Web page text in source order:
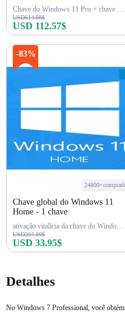
Chave do Windows 11 Pro + chave do Office 2021 Pro
USD614.98$
USD 112.57$
-83%
Chave global do Windows 11
Home - 1 chave
ativação vitalícia da chave do Windows 11 Home
USD204.99$
USD 33.95$
Detalhes
No Windows 7 Professional, você